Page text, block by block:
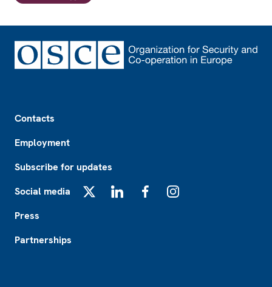
Contacts
Employment
Subscribe for updates
Social media
Press
Partnerships